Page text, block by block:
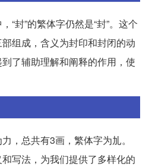
“封”的繁体字仍然是“封”。这个
组成，含义为封印和封闭的动
了辅助理解和阐释的作用，使
，总共有3画，繁体字为劜。
写法，为我们提供了多样化的